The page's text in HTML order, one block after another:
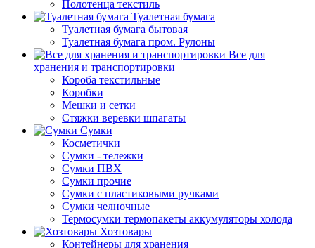
Полотенца текстиль
Туалетная бумага
Туалетная бумага бытовая
Туалетная бумага пром. Рулоны
Все для
хранения и транспортировки
Короба текстильные
Коробки
Мешки и сетки
Стяжки веревки шпагаты
Сумки
Косметички
Сумки - тележки
Сумки ПВХ
Сумки прочие
Сумки с пластиковыми ручками
Сумки челночные
Термосумки термопакеты аккумуляторы холода
Хозтовары
Контейнеры для хранения